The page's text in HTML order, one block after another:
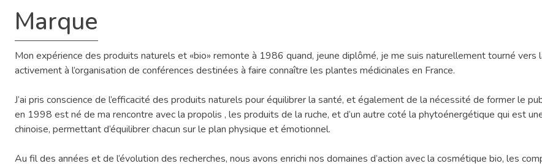
Marque
Mon expérience des produits naturels et «bio» remonte à 1986 quand, jeune diplômé, je me suis naturellement tourné
activement à l’organisation de conférences destinées à faire connaître les plantes médicinales en France.
J’ai pris conscience de l’efficacité des produits naturels pour équilibrer la santé, et également de la nécessité de former le
en 1998 est né de ma rencontre avec la propolis , les produits de la ruche, et d’un autre coté la phytoénergétique qui est
chinoise, permettant d’équilibrer chacun sur le plan physique et émotionnel.
Au fil des années et de l’évolution des recherches, nous avons enrichi nos domaines d’action avec la cosmétique bio, les